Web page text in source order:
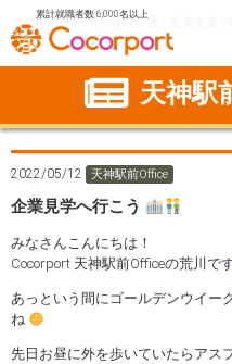
累計就職者数 6,000名以上
ココルポート(就労移行支援・定着支援/
企業見学へ行こう
天神駅
2022/05/12 天神駅前Office
企業見学へ行こう
みなさんこんにちは！
Cocorport 天神駅前Officeの荒川で
あっという間にゴールデンウイー
ね
先日お昼に外を歩いていたらアス